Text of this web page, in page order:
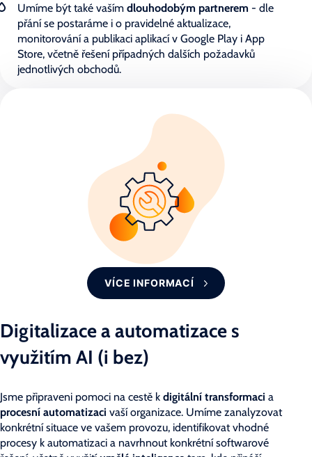
Umíme být také vaším dlouhodobým partnerem - dle
přání se postaráme i o pravidelné aktualizace,
monitorování a publikaci aplikací v Google Play i App
Store, včetně řešení případných dalších požadavků
jednotlivých obchodů.
VÍCE INFORMACÍ
Digitalizace a automatizace s
využitím AI (i bez)
Jsme připraveni pomoci na cestě k digitální transformaci a
procesní automatizaci vaší organizace. Umíme zanalyzovat
konkrétní situace ve vašem provozu, identifikovat vhodné
procesy k automatizaci a navrhnout konkrétní softwarové